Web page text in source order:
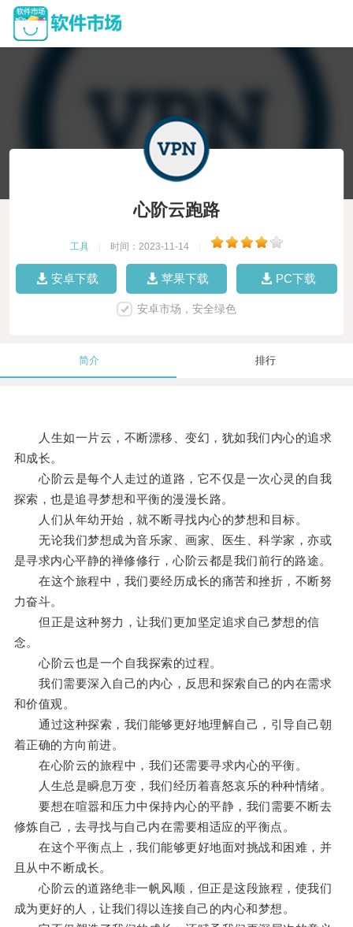
心阶云跑路
工具 时间：2023-11-14
安卓下载 苹果下载 PC下载
安卓市场，安全绿色
简介 排行
人生如一片云，不断漂移、变幻，犹如我们内心的追求
和成长。
心阶云是每个人走过的道路，它不仅是一次心灵的自我
探索，也是追寻梦想和平衡的漫漫长路。
人们从年幼开始，就不断寻找内心的梦想和目标。
无论我们梦想成为音乐家、画家、医生、科学家，亦或
是寻求内心平静的禅修修行，心阶云都是我们前行的路途。
在这个旅程中，我们要经历成长的痛苦和挫折，不断努
力奋斗。
但正是这种努力，让我们更加坚定追求自己梦想的信
念。
心阶云也是一个自我探索的过程。
我们需要深入自己的内心，反思和探索自己的内在需求
和价值观。
通过这种探索，我们能够更好地理解自己，引导自己朝
着正确的方向前进。
在心阶云的旅程中，我们还需要寻求内心的平衡。
人生总是瞬息万变，我们经历着喜怒哀乐的种种情绪。
要想在喧嚣和压力中保持内心的平静，我们需要不断去
修炼自己，去寻找与自己内在需要相适应的平衡点。
在这个平衡点上，我们能够更好地面对挑战和困难，并
且从中不断成长。
心阶云的道路绝非一帆风顺，但正是这段旅程，使我们
成为更好的人，让我们得以连接自己的内心和梦想。